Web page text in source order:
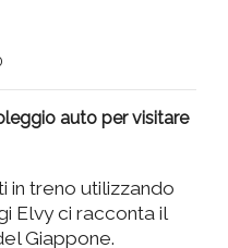
auto per visitare
in treno utilizzando
Elvy ci racconta il
Giappone.